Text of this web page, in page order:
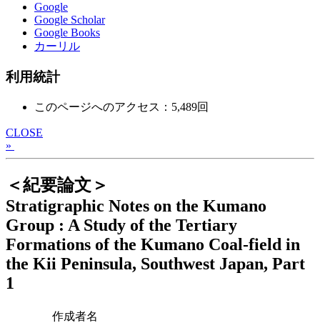
Google
Google Scholar
Google Books
カーリル
利用統計
このページへのアクセス：5,489回
CLOSE
»
＜紀要論文＞
Stratigraphic Notes on the Kumano
Group : A Study of the Tertiary
Formations of the Kumano Coal-field in
the Kii Peninsula, Southwest Japan, Part
1
作成者名